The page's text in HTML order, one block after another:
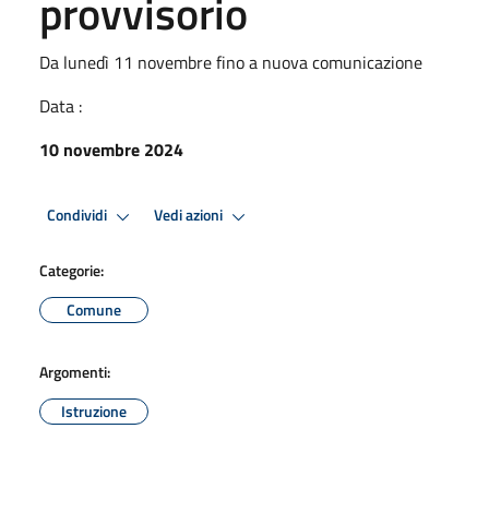
Da lunedì 11 novembre fino a nuova comunicazione
Data :
10 novembre 2024
Condividi Vedi azioni
Categorie:
Comune
Argomenti:
Istruzione